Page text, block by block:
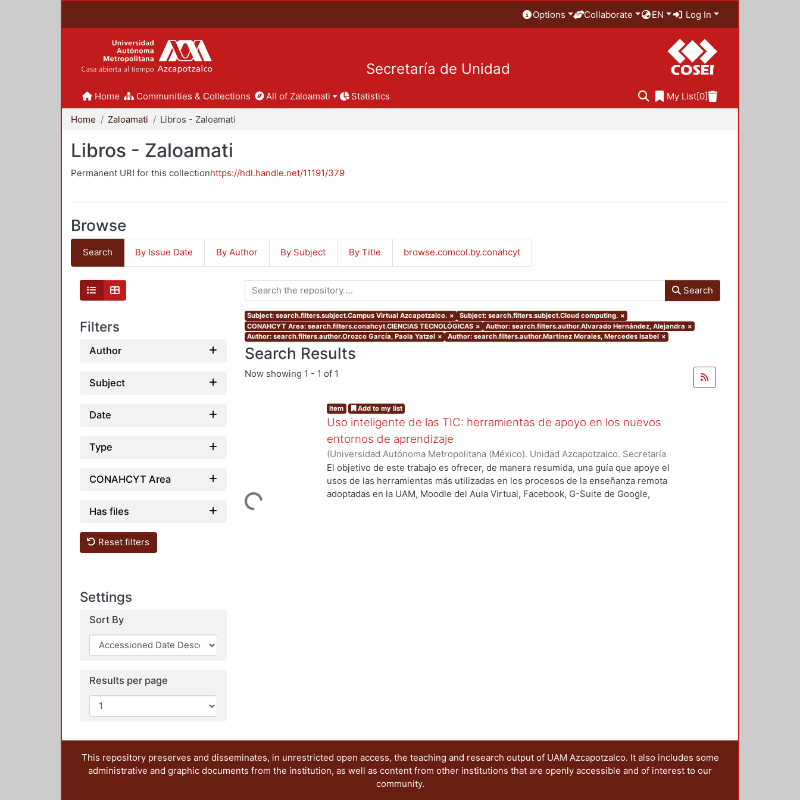
Options Collaborate EN Log In
Secretaría de Unidad
Home Communities & Collections All of Zaloamati Statistics My List[0]
Home Zaloamati Libros - Zaloamati
Libros - Zaloamati
Permanent URI for this collectionhttps://hdl.handle.net/11191/379
Browse
Search By Issue Date By Author By Subject By Title browse.comcol.by.conahcyt
Filters
Author
Subject
Date
Type
CONAHCYT Area
Has files
Reset filters
Settings
Sort By
Results per page
Search
Subject: search.filters.subject.Campus Virtual Azcapotzalco. × Subject: search.filters.subject.Cloud computing. ×
CONAHCYT Area: search.filters.conahcyt.CIENCIAS TECNOLÓGICAS × Author: search.filters.author.Alvarado Hernández, Alejandra ×
Author: search.filters.author.Orozco García, Paola Yatzel × Author: search.filters.author.Martínez Morales, Mercedes Isabel ×
Search Results
Now showing 1 - 1 of 1
Loading...
Item Add to my list
Uso inteligente de las TIC: herramientas de apoyo en los nuevos
entornos de aprendizaje
(Universidad Autónoma Metropolitana (México). Unidad Azcapotzalco. Secretaría
Académica.,2021) García Castro, María Beatriz;Orozco García, Paola Yatzel;Puga
García, Merary Denny;Martínez Morales, Mercedes Isabel;Alvarado Hernández,
Alejandra; Tarango de la Torre, Juan Carlos
El objetivo de este trabajo es ofrecer, de manera resumida, una guía que apoye el
usos de las herramientas más utilizadas en los procesos de la enseñanza remota
adoptadas en la UAM, Moodle del Aula Virtual, Facebook, G-Suite de Google,
This repository preserves and disseminates, in unrestricted open access, the teaching and research output of UAM Azcapotzalco. It also includes some
administrative and graphic documents from the institution, as well as content from other institutions that are openly accessible and of interest to our
community.